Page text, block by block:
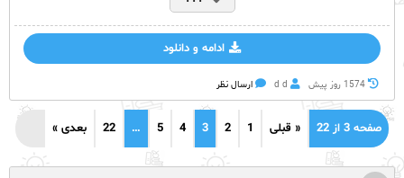
ادامه و دانلود
1574 روز پيش d d ارسال نظر
صفحه 3 از 22 « قبلی 1
2
3
4
5
…
22 بعدی »